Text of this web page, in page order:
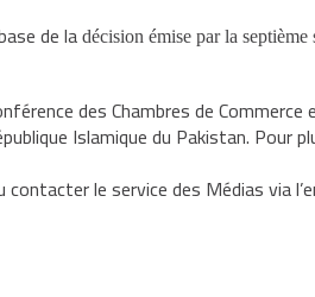
de la décision émise par la
desChambres de
Islamique du Pakistan. Pour
contacter le service des Médias via